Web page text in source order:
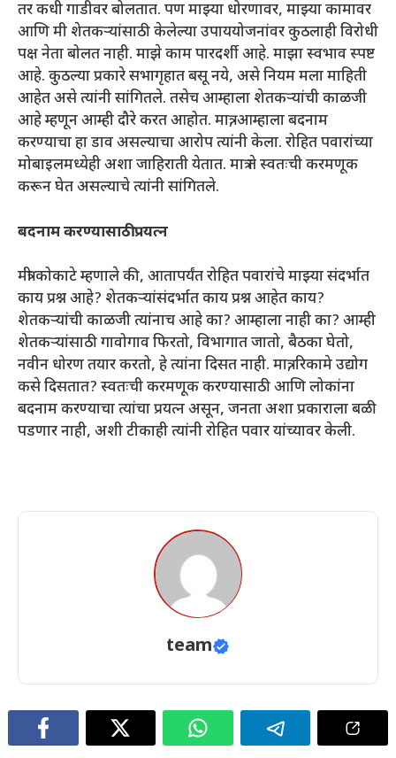
तर कधी गाडीवर बोलतात. पण माझ्या धोरणावर, माझ्या कामावर
आणि मी शेतकऱ्यांसाठी केलेल्या उपाययोजनांवर कुठलाही विरोधी
पक्ष नेता बोलत नाही. माझे काम पारदर्शी आहे. माझा स्वभाव स्पष्ट
आहे. कुठल्या प्रकारे सभागृहात बसू नये, असे नियम मला माहिती
आहेत असे त्यांनी सांगितले. तसेच आम्हाला शेतकऱ्यांची काळजी
आहे म्हणून आम्ही दौरे करत आहोत. मात्र, आम्हाला बदनाम
करण्याचा हा डाव असल्याचा आरोप त्यांनी केला. रोहित पवारांच्या
मोबाइलमध्येही अशा जाहिराती येतात. मात्र ते स्वतःची करमणूक
करून घेत असल्याचे त्यांनी सांगितले.
बदनाम करण्यासाठी प्रयत्न
मंत्री कोकाटे म्हणाले की, आतापर्यंत रोहित पवारांचे माझ्या संदर्भात
काय प्रश्न आहे? शेतकऱ्यांसंदर्भात काय प्रश्न आहेत काय?
शेतकऱ्यांची काळजी त्यांनाच आहे का? आम्हाला नाही का? आम्ही
शेतकऱ्यांसाठी गावोगाव फिरतो, विभागात जातो, बैठका घेतो,
नवीन धोरण तयार करतो, हे त्यांना दिसत नाही. मात्र, रिकामे उद्योग
कसे दिसतात? स्वतःची करमणूक करण्यासाठी आणि लोकांना
बदनाम करण्याचा त्यांचा प्रयत्न असून, जनता अशा प्रकाराला बळी
पडणार नाही, अशी टीकाही त्यांनी रोहित पवार यांच्यावर केली.
team